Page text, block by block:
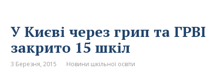
У Києві через грип та ГРВІ
закрито 15 шкіл
3 Березня, 2015 Новини шкільної освіти